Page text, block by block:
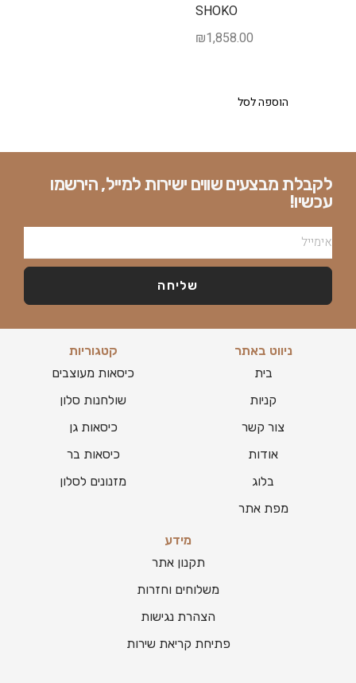
SHOKO
₪1,858.00
הוספה לסל
לקבלת מבצעים שווים ישירות למייל, הירשמו
עכשיו!
שליחה
ניווט באתר
בית
קניות
צור קשר
אודות
בלוג
מפת אתר
קטגוריות
כיסאות מעוצבים
שולחנות סלון
כיסאות גן
כיסאות בר
מזנונים לסלון
מידע
תקנון אתר
משלוחים וחזרות
הצהרת נגישות
פתיחת קריאת שירות